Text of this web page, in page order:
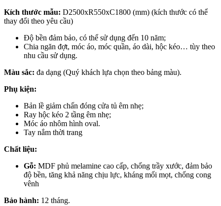
Kích thước mẫu: D2500xR550xC1800 (mm) (kích thước có thể
thay đổi theo yêu cầu)
Độ bền đảm bảo, có thể sử dụng đến 10 năm;
Chia ngăn đợt, móc áo, móc quần, áo dài, hộc kéo… tùy theo
nhu cầu sử dụng.
Màu sắc: đa dạng (Quý khách lựa chọn theo bảng màu).
Phụ kiện:
Bản lề giảm chấn đóng cửa tủ êm nhẹ;
Ray hộc kéo 2 tầng êm nhẹ;
Móc áo nhôm hình oval.
Tay nắm thời trang
Chất liệu:
Gỗ: MDF phủ melamine cao cấp, chống trầy xước, đảm bảo
độ bền, tăng khả năng chịu lực, kháng mối mọt, chống cong
vênh
Bảo hành: 12 tháng.